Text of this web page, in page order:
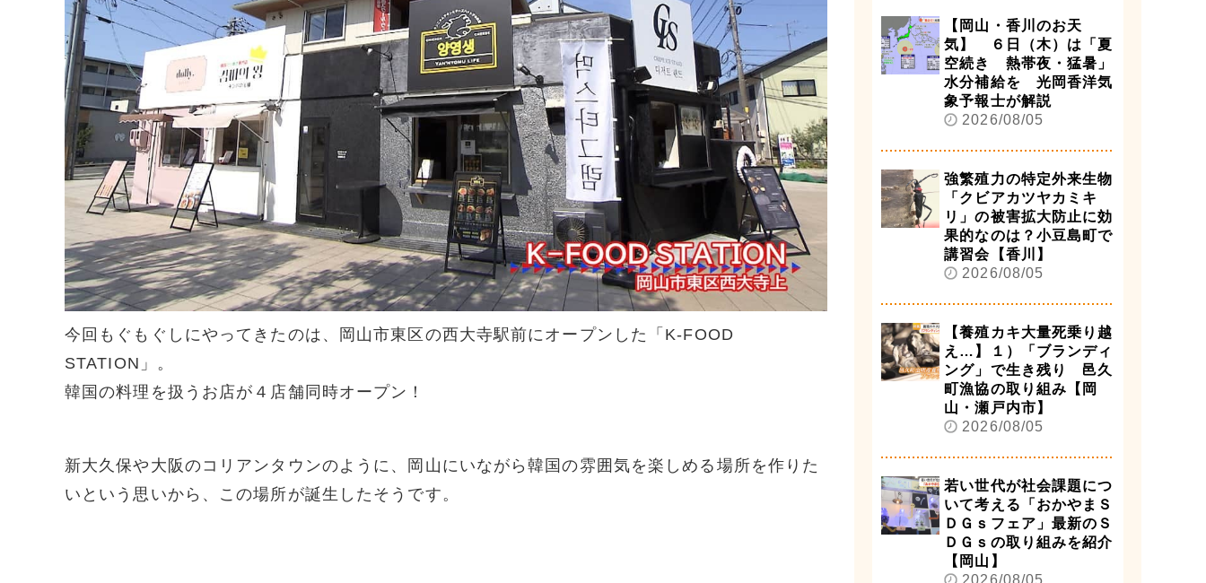
今回もぐもぐしにやってきたのは、岡山市東区の西大寺駅前にオープンした「K-FOOD
STATION」。
韓国の料理を扱うお店が４店舗同時オープン！
新大久保や大阪のコリアンタウンのように、岡山にいながら韓国の雰囲気を楽しめる場所を作りた
いという思いから、この場所が誕生したそうです。
【岡山・香川のお天
気】 ６日（木）は「夏
空続き 熱帯夜・猛暑」
水分補給を 光岡香洋気
象予報士が解説
2026/08/05
強繁殖力の特定外来生物
「クビアカツヤカミキ
リ」の被害拡大防止に効
果的なのは？小豆島町で
講習会【香川】
2026/08/05
【養殖カキ大量死乗り越
え…】１）「ブランディ
ング」で生き残り 邑久
町漁協の取り組み【岡
山・瀬戸内市】
2026/08/05
若い世代が社会課題につ
いて考える「おかやまＳ
ＤＧｓフェア」最新のＳ
ＤＧｓの取り組みを紹介
【岡山】
2026/08/05